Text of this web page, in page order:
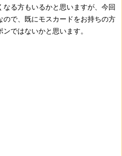
る方もいるかと思いますが、今回
ので、既にモスカードをお持ちの方
ではないかと思います。